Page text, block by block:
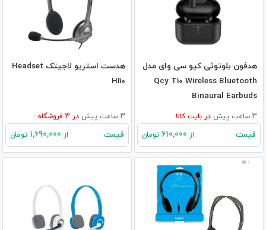
هدفون بلوتوثی کیو سی وای مدل
Qcy T10 Wireless Bluetooth
Binaural Earbuds
3 ساعت پیش در بایت کالا
قیمت از تومان
هدست استریو لاجیتک Headset
H110
3 ساعت پیش در فروشگاه
قیمت از تومان